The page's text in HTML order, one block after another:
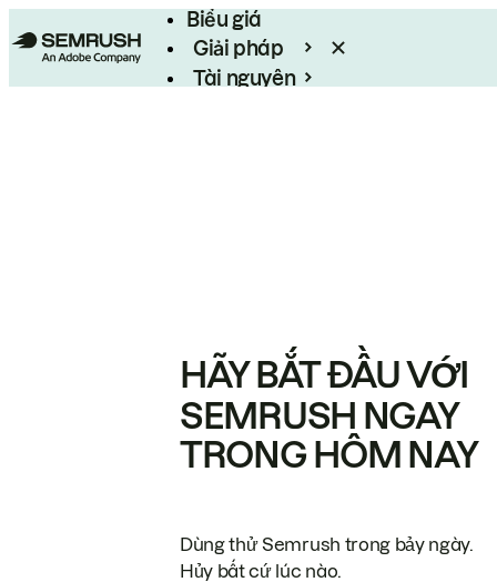
Biểu giá
Giải pháp
Tài nguyên
HÃY BẮT ĐẦU VỚI
SEMRUSH NGAY
TRONG HÔM NAY
Dùng thử Semrush trong bảy ngày.
Hủy bất cứ lúc nào.